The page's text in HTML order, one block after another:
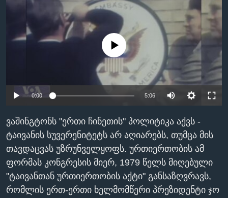
ᲮᲔᲓᲕᲐ ᲕᲐᲨᲘᲜᲒᲢᲝᲜᲘᲓᲐᲜ
ᲡᲢᲣᲓᲘᲐ ᲕᲐᲨᲘᲜᲒᲢᲝᲜᲘ
ᲞᲝᲚᲘᲢᲘᲙᲐ
ᲔᲙᲝᲜᲝᲛᲘᲙᲐ
ᲯᲐᲜᲛᲠᲗᲔᲚᲝᲑᲐ
ᲙᲣᲚᲢᲣᲠᲐ
ᲒᲐᲚᲘᲚᲔᲝ
ᲓᲔᲖᲘᲜᲤᲝᲠᲛᲐᲪᲘᲐ
ᲠᲣᲡᲔᲗᲘᲡ ᲨᲔᲭᲠᲐ ᲣᲙᲠᲐᲘᲜᲐᲨᲘ
Learning English
No media source currently available
0:00 5:06
ვაშინგტონს "ერთი ჩინეთის" პოლიტიკა აქვს -
ტაივანის სუვერენიტეტს არ აღიარებს, თუმცა მის
თავდაცვას უზრუნველყოფს. ურთიერთობის ამ
ფორმას კონგრესის მიერ, 1979 წელს მიღებული
"ტაივანთან ურთიერთობის აქტი" განსაზღვრავს,
რომლის ერთ-ერთი ხელმომწერი პრეზიდენტი ჯო